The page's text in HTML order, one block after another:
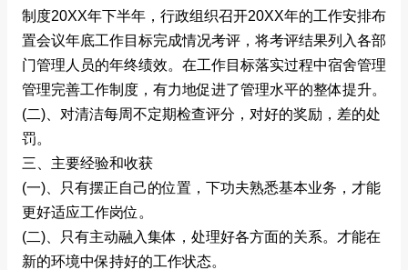
制度20XX年下半年，行政组织召开20XX年的工作安排布
置会议年底工作目标完成情况考评，将考评结果列入各部
门管理人员的年终绩效。在工作目标落实过程中宿舍管理
管理完善工作制度，有力地促进了管理水平的整体提升。
(二)、对清洁每周不定期检查评分，对好的奖励，差的处
罚。
三、主要经验和收获
(一)、只有摆正自己的位置，下功夫熟悉基本业务，才能
更好适应工作岗位。
(二)、只有主动融入集体，处理好各方面的关系。才能在
新的环境中保持好的工作状态。